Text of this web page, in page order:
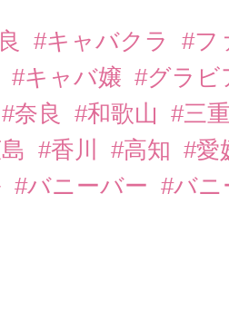
#キャバクラ
#フ
#キャバ嬢 #グラ
#奈良 #和歌山
#三
#香川 #高知 #愛
#バニーバー #バ